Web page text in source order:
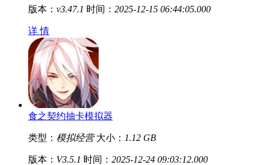
版本： v3.47.1 时间： 2025-12-15 06:44:05.000
详 情
食之契约抽卡模拟器
类型： 模拟经营 大小： 1.12 GB
版本： V3.5.1 时间： 2025-12-24 09:03:12.000